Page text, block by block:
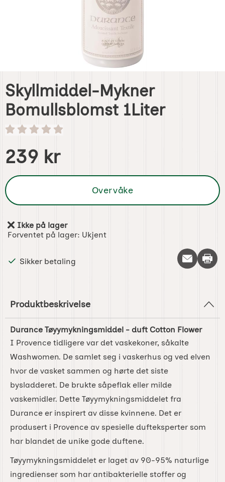
Skyllmiddel-Mykner
Bomullsblomst 1Liter
Handle dette produktet, Skyllmiddel-Mykner
pris
239 kr
Overvåke
Produkttilgjengelighet:
Ikke på lager
Forventet på lager: Ukjent
Sikker betaling Skriv
Produktbeskrivelse
Durance Tøyymykningsmiddel - duft Cotton Flower
I Provence tidligere var det vaskekoner, såkalte
Washwomen. De samlet seg i vaskerhus og ved elven
hvor de vasket sammen og hørte det siste
bysladderet. De brukte såpeflak eller milde
vaskemidler. Dette Tøyymykningsmiddelet fra
Durance er inspirert av disse kvinnene. Det er
produsert i Provence av spesielle dufteksperter som
har blandet de unike gode duftene.
Tøyymykningsmiddelet er laget av 90-95% naturlige
ingredienser som har antibakterielle stoffer og